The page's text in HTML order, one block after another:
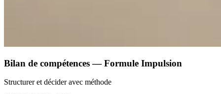
Bilan de compétences — Formule Impulsion
Structurer et décider avec méthode